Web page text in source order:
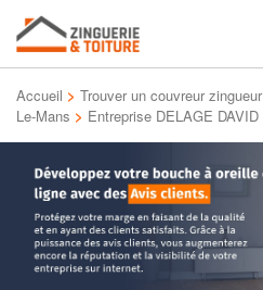
Accueil > Trouver un couvreur zingueur
Le-Mans > Entreprise DELAGE DAVID